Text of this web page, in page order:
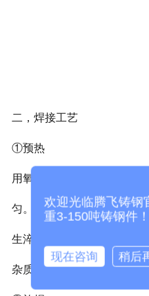
二，焊接工艺
①预热
用氧乙炔焰将施焊部位加
匀。预热的目的就是减小焊
生淬硬组织，形成裂纹；
杂质，防止产生未熔合、气
欢迎光临腾飞铸钢
重3-150吨铸钢件！
现在咨询 稍后